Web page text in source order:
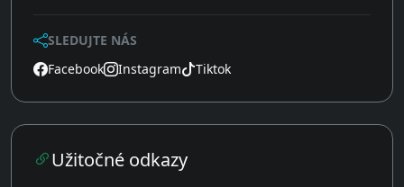
SLEDUJTE NÁS
Facebook
Instagram Tiktok
Užitočné odkazy